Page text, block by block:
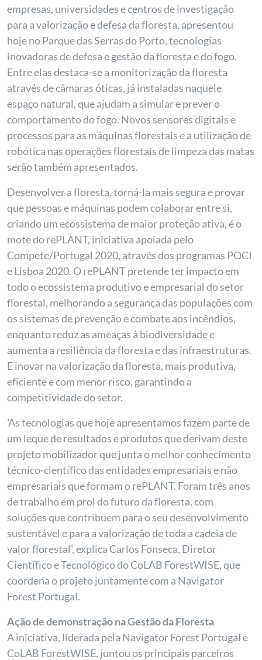
empresas, universidades e centros de investigação
para a valorização e defesa da floresta, apresentou
hoje no Parque das Serras do Porto, tecnologias
inovadoras de defesa e gestão da floresta e do fogo.
Entre elas destaca-se a monitorização da floresta
através de câmaras óticas, já instaladas naquele
espaço natural, que ajudam a simular e prever o
comportamento do fogo. Novos sensores digitais e
processos para as máquinas florestais e a utilização de
robótica nas operações florestais de limpeza das matas
serão também apresentados.
Desenvolver a floresta, torná-la mais segura e provar
que pessoas e máquinas podem colaborar entre si,
criando um ecossistema de maior proteção ativa, é o
mote do rePLANT, iniciativa apoiada pelo
Compete/Portugal 2020, através dos programas POCI
e Lisboa 2020. O rePLANT pretende ter impacto em
todo o ecossistema produtivo e empresarial do setor
florestal, melhorando a segurança das populações com
os sistemas de prevenção e combate aos incêndios,
enquanto reduz as ameaças à biodiversidade e
aumenta a resiliência da floresta e das infraestruturas.
E inovar na valorização da floresta, mais produtiva,
eficiente e com menor risco, garantindo a
competitividade do setor.
'As tecnologias que hoje apresentamos fazem parte de
um leque de resultados e produtos que derivam deste
projeto mobilizador que junta o melhor conhecimento
técnico-científico das entidades empresariais e não
empresariais que formam o rePLANT. Foram três anos
de trabalho em prol do futuro da floresta, com
soluções que contribuem para o seu desenvolvimento
sustentável e para a valorização de toda a cadeia de
valor florestal', explica Carlos Fonseca, Diretor
Científico e Tecnológico do CoLAB ForestWISE, que
coordena o projeto juntamente com a Navigator
Forest Portugal.
Ação de demonstração na Gestão da Floresta
A iniciativa, liderada pela Navigator Forest Portugal e
CoLAB ForestWISE, juntou os principais parceiros